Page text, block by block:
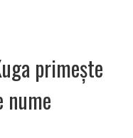
primește
nume